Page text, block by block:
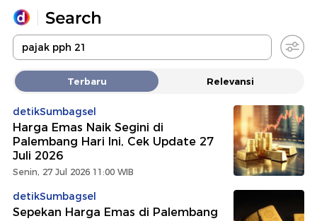
Yang sedang ramai dicari
Loading...
Promoted
Terakhir yang dicari
Terbaru Relevansi
detikSumbagsel
Harga Emas Naik Segini di
Palembang Hari Ini, Cek Update 27
Juli 2026
Senin, 27 Jul 2026 11:00 WIB
detikSumbagsel
Sepekan Harga Emas di Palembang